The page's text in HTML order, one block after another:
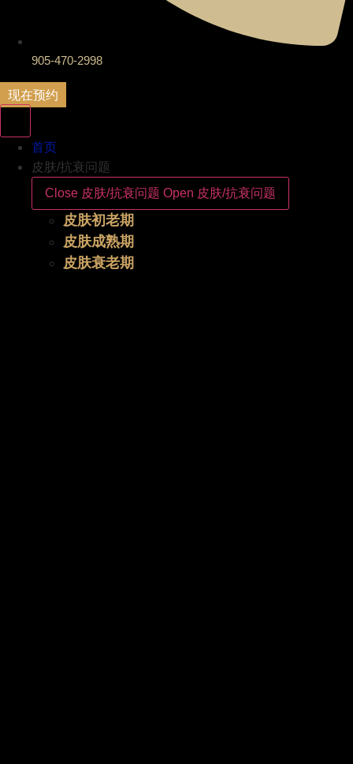
905-470-2998
现在预约
首页
皮肤/抗衰问题
Close 皮肤/抗衰问题 Open 皮肤/抗衰问题
皮肤初老期
皮肤成熟期
皮肤衰老期